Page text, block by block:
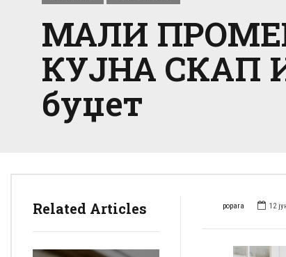
МАЛИ
КУЈНА СКАП
буџет
Related Articles popara 12